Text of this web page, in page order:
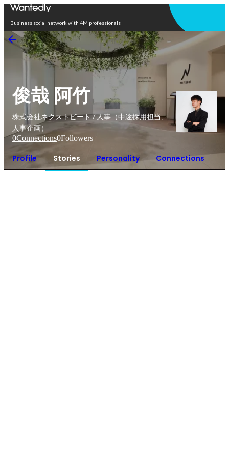
Business social network with 4M professionals
俊哉 阿竹
株式会社ネクストビート / 人事（中途採用担当、
人事企画）
0Connections0Followers
Profile Stories Personality Connections